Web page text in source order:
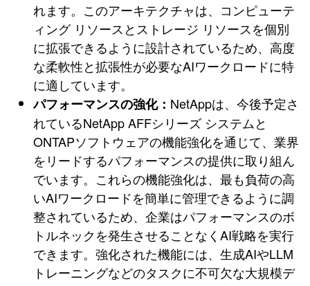
れます。このアーキテクチャは、コンピューテ
ィング リソースとストレージ リソースを個別
に拡張できるように設計されているため、高度
な柔軟性と拡張性が必要なAIワークロードに特
に適しています。
パフォーマンスの強化： NetAppは、今後予定さ
れているNetApp AFFシリーズ システムと
ONTAPソフトウェアの機能強化を通じて、業界
をリードするパフォーマンスの提供に取り組ん
でいます。これらの機能強化は、最も負荷の高
いAIワークロードを簡単に管理できるように調
整されているため、企業はパフォーマンスのボ
トルネックを発生させることなくAI戦略を実行
できます。強化された機能には、生成AIやLLM
トレーニングなどのタスクに不可欠な大規模デ